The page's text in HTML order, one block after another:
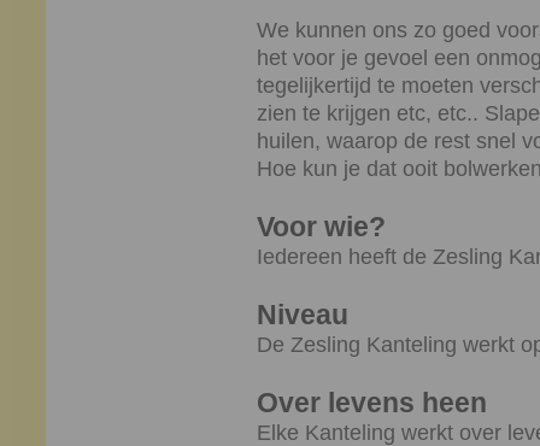
We kunnen ons zo goed
het voor je gevoel een
tegelijkertijd te moeten
zien te krijgen etc, etc..
huilen, waarop de rest snel
Hoe kun je dat ooit
Voor wie?
Iedereen heeft de Zesling
Niveau
De Zesling Kanteling werkt
Over levens heen
Elke Kanteling werkt over